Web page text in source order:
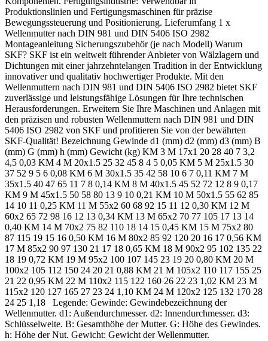
Produktionslinien und Fertigungsmaschinen für präzise
Bewegungssteuerung und Positionierung. Lieferumfang 1 x
Wellenmutter nach DIN 981 und DIN 5406 ISO 2982
Montageanleitung Sicherungszubehör (je nach Modell) Warum
SKF? SKF ist ein weltweit führender Anbieter von Wälzlagern und
Dichtungen mit einer jahrzehntelangen Tradition in der Entwicklung
innovativer und qualitativ hochwertiger Produkte. Mit den
Wellenmuttern nach DIN 981 und DIN 5406 ISO 2982 bietet SKF
zuverlässige und leistungsfähige Lösungen für Ihre technischen
Herausforderungen. Erweitern Sie Ihre Maschinen und Anlagen mit
den präzisen und robusten Wellenmuttern nach DIN 981 und DIN
5406 ISO 2982 von SKF und profitieren Sie von der bewährten
SKF-Qualität! Bezeichnung Gewinde d1 (mm) d2 (mm) d3 (mm) B
(mm) G (mm) h (mm) Gewicht (kg) KM 3 M 17x1 20 28 40 7 3,2
4,5 0,03 KM 4 M 20x1.5 25 32 45 8 4 5 0,05 KM 5 M 25x1.5 30
37 52 9 5 6 0,08 KM 6 M 30x1.5 35 42 58 10 6 7 0,11 KM 7 M
35x1.5 40 47 65 11 7 8 0,14 KM 8 M 40x1.5 45 52 72 12 8 9 0,17
KM 9 M 45x1.5 50 58 80 13 9 10 0,21 KM 10 M 50x1.5 55 62 85
14 10 11 0,25 KM 11 M 55x2 60 68 92 15 11 12 0,30 KM 12 M
60x2 65 72 98 16 12 13 0,34 KM 13 M 65x2 70 77 105 17 13 14
0,40 KM 14 M 70x2 75 82 110 18 14 15 0,45 KM 15 M 75x2 80
87 115 19 15 16 0,50 KM 16 M 80x2 85 92 120 20 16 17 0,56 KM
17 M 85x2 90 97 130 21 17 18 0,65 KM 18 M 90x2 95 102 135 22
18 19 0,72 KM 19 M 95x2 100 107 145 23 19 20 0,80 KM 20 M
100x2 105 112 150 24 20 21 0,88 KM 21 M 105x2 110 117 155 25
21 22 0,95 KM 22 M 110x2 115 122 160 26 22 23 1,02 KM 23 M
115x2 120 127 165 27 23 24 1,10 KM 24 M 120x2 125 132 170 28
24 25 1,18 Legende: Gewinde: Gewindebezeichnung der
Wellenmutter. d1: Außendurchmesser. d2: Innendurchmesser. d3:
Schlüsselweite. B: Gesamthöhe der Mutter. G: Höhe des Gewindes.
h: Höhe der Nut. Gewicht: Gewicht der Wellenmutter.